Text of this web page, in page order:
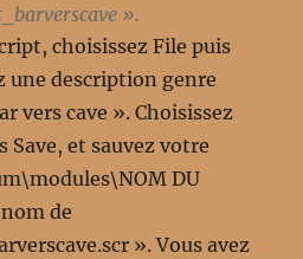
».
choisissez File puis
une description genre
vers cave ». Choisissez
et sauvez votre
DU
de
». Vous avez